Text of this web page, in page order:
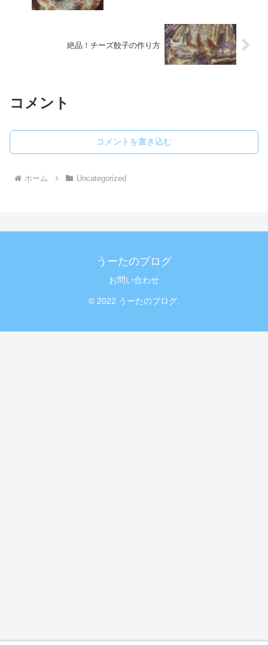
絶品！チーズ餃子の作り方
コメント
コメントを書き込む
ホーム Uncategorized
うーたのブログ
お問い合わせ
© 2022 うーたのブログ.